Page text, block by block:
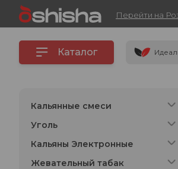
Перейти на
Каталог
Кальянные смеси
Уголь
Кальяны Электронные
Жевательный табак